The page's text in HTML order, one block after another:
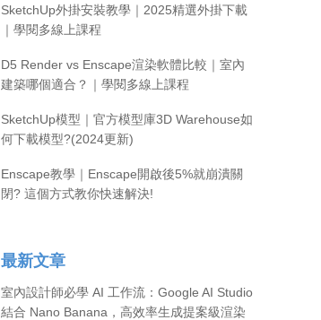
SketchUp外掛安裝教學｜2025精選外掛下載
｜學閱多線上課程
D5 Render vs Enscape渲染軟體比較｜室內
建築哪個適合？｜學閱多線上課程
SketchUp模型｜官方模型庫3D Warehouse如
何下載模型?(2024更新)
Enscape教學｜Enscape開啟後5%就崩潰關
閉? 這個方式教你快速解決!
最新文章
室內設計師必學 AI 工作流：Google AI Studio
結合 Nano Banana，高效率生成提案級渲染